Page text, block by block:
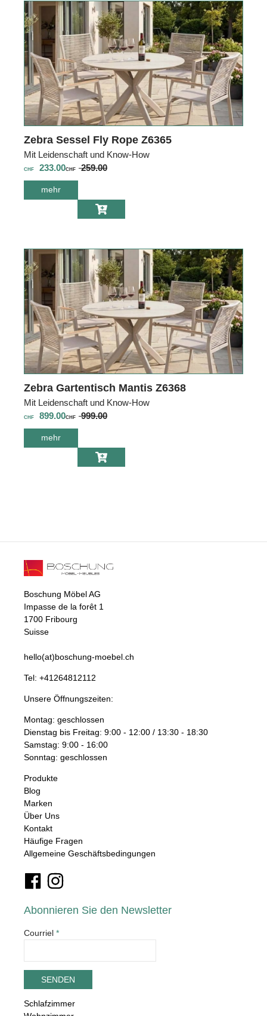
Zebra Sessel Fly Rope Z6365
Mit Leidenschaft und Know-How
CHF 233.00CHF 259.00
mehr
Sessel Fly Rope
Zebra Gartentisch Mantis Z6368
Mit Leidenschaft und Know-How
CHF 899.00CHF 999.00
mehr
Gartentisch
Mantis Z6368
Boschung Möbel AG
Impasse de la forêt 1
1700 Fribourg
Suisse
hello(at)boschung-moebel.ch
Tel: +41264812112
Unsere Öffnungszeiten:
Montag: geschlossen
Dienstag bis Freitag: 9:00 - 12:00 / 13:30 - 18:30
Samstag: 9:00 - 16:00
Sonntag: geschlossen
Produkte
Blog
Marken
Über Uns
Kontakt
Häufige Fragen
Allgemeine Geschäftsbedingungen
Abonnieren Sie den Newsletter
Courriel *
Schlafzimmer